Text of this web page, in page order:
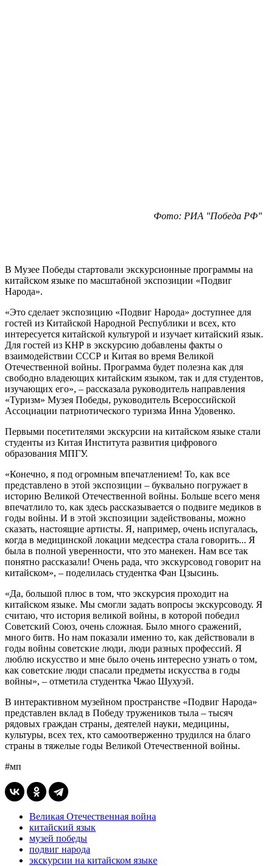
Фото: РИА "Победа РФ"
В Музее Победы стартовали экскурсионные программы на
китайском языке по масштабной экспозиции «Подвиг
Народа».
«Это сделает экспозицию «Подвиг Народа» доступнее для
гостей из Китайской Народной Республики и всех, кто
интересуется китайской культурой и изучает китайский язык.
Для гостей из КНР в экскурсию добавлены факты о
взаимодействии СССР и Китая во время Великой
Отечественной войны. Программа будет полезна как для
свободно владеющих китайским языком, так и для студентов,
изучающих его», – рассказала руководитель направления
«Туризм» Музея Победы, руководитель Всероссийской
Ассоциации патриотического туризма Инна Удовенко.
Первыми посетителями экскурсии на китайском языке стали
студенты из Китая Института развития цифрового
образования МПГУ.
«Конечно, я под огромным впечатлением! То, как все
представлено в этой экспозиции – буквально погружает в
историю Великой Отечественной войны. Больше всего меня
впечатлило то, как здесь рассказывается о подвиге медиков в
годы войны. И в этой экспозиции задействованы, можно
сказать, настоящие артисты. Я, например, очень испугалась,
когда в медицинской локации медсестра стала говорить... Я
была в полной уверенности, что это манекен. Нам все так
понятно рассказали! Очень рада, что экскурсовод говорит на
китайском», – поделилась студентка Фан Цзысинь.
«Да, большой плюс в том, что экскурсия проходит на
китайском языке. Мы смогли задать вопросы экскурсоводу. Я
считаю, что история великой войны, в которой победил
Советский Союз, очень сложная. Было много сражений,
много битв. Но нам показали именно то, как действовали в
годы войны советские люди, люди разных профессий. Я
люблю искусство и мне было очень интересно узнать о том,
как советские люди спасали предметы искусства в годы
войны», – отметила студентка Чжао Шухуэй.
В интерактивном музейном пространстве «Подвиг Народа»
представлен вклад в Победу тружеников тыла – тысяч
рядовых граждан страны, деятелей науки, медицины,
культуры, всех тех, кто самоотверженно трудился на благо
страны в тяжелые годы Великой Отечественной войны.
#мп
Великая Отечественная война
китайский язык
музей победы
подвиг народа
экскурсии на китайском языке